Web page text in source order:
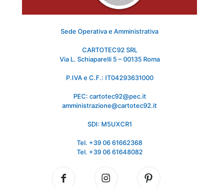
Sede Operativa e Amministrativa
CARTOTEC92 SRL
Via L. Schiaparelli 5 – 00135 Roma
P.IVA e C.F.: IT04293631000
PEC: cartotec92@pec.it
amministrazione@cartotec92.it
SDI: M5UXCR1
Tel. +39 06 61662368
Tel. +39 06 61648082